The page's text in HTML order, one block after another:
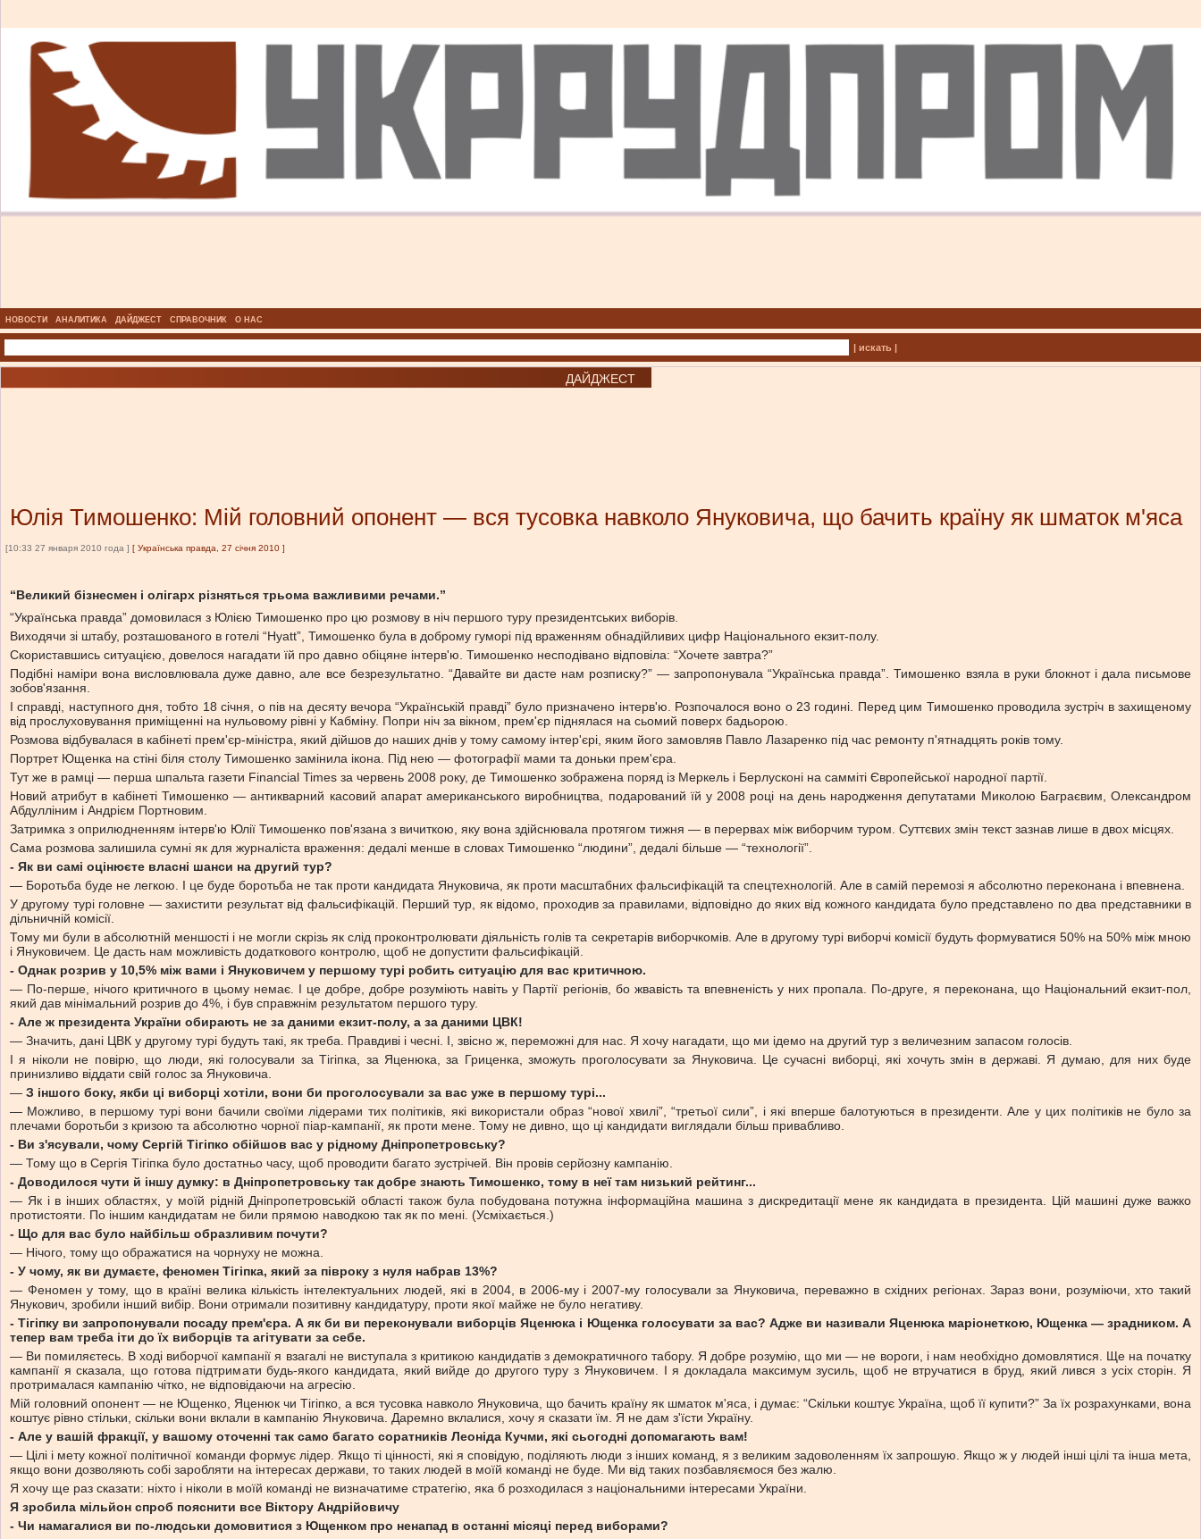
НОВОСТИ АНАЛИТИКА ДАЙДЖЕСТ СПРАВОЧНИК О НАС
| искать |
ДАЙДЖЕСТ
Юлія Тимошенко: Мій головний опонент — вся тусовка навколо Януковича, що бачить країну як шматок м'яса
[10:33 27 января 2010 года ] [ Українська правда, 27 січня 2010 ]
“Великий бізнесмен і олігарх різняться трьома важливими речами.”
“Українська правда” домовилася з Юлією Тимошенко про цю розмову в ніч першого туру президентських виборів.
Виходячи зі штабу, розташованого в готелі “Hyatt”, Тимошенко була в доброму гуморі під враженням обнадійливих цифр Національного екзит-полу.
Скориставшись ситуацією, довелося нагадати їй про давно обіцяне інтерв'ю. Тимошенко несподівано відповіла: “Хочете завтра?”
Подібні наміри вона висловлювала дуже давно, але все безрезультатно. “Давайте ви дасте нам розписку?” — запропонувала “Українська правда”. Тимошенко взяла в руки блокнот і дала письмове
зобов'язання.
І справді, наступного дня, тобто 18 січня, о пів на десяту вечора “Українській правді” було призначено інтерв'ю. Розпочалося воно о 23 годині. Перед цим Тимошенко проводила зустріч в захищеному
від прослуховування приміщенні на нульовому рівні у Кабміну. Попри ніч за вікном, прем'єр піднялася на сьомий поверх бадьорою.
Розмова відбувалася в кабінеті прем'єр-міністра, який дійшов до наших днів у тому самому інтер'єрі, яким його замовляв Павло Лазаренко під час ремонту п'ятнадцять років тому.
Портрет Ющенка на стіні біля столу Тимошенко замінила ікона. Під нею — фотографії мами та доньки прем'єра.
Тут же в рамці — перша шпальта газети Financial Times за червень 2008 року, де Тимошенко зображена поряд із Меркель і Берлусконі на самміті Європейської народної партії.
Новий атрибут в кабінеті Тимошенко — антикварний касовий апарат американського виробництва, подарований їй у 2008 році на день народження депутатами Миколою Баграєвим, Олександром
Абдулліним і Андрієм Портновим.
Затримка з оприлюдненням інтерв'ю Юлії Тимошенко пов'язана з вичиткою, яку вона здійснювала протягом тижня — в перервах між виборчим туром. Суттєвих змін текст зазнав лише в двох місцях.
Сама розмова залишила сумні як для журналіста враження: дедалі менше в словах Тимошенко “людини”, дедалі більше — “технології”.
- Як ви самі оцінюєте власні шанси на другий тур?
— Боротьба буде не легкою. І це буде боротьба не так проти кандидата Януковича, як проти масштабних фальсифікацій та спецтехнологій. Але в самій перемозі я абсолютно переконана і впевнена.
У другому турі головне — захистити результат від фальсифікацій. Перший тур, як відомо, проходив за правилами, відповідно до яких від кожного кандидата було представлено по два представники в
дільничній комісії.
Тому ми були в абсолютній меншості і не могли скрізь як слід проконтролювати діяльність голів та секретарів виборчкомів. Але в другому турі виборчі комісії будуть формуватися 50% на 50% між мною
і Януковичем. Це дасть нам можливість додаткового контролю, щоб не допустити фальсифікацій.
- Однак розрив у 10,5% між вами і Януковичем у першому турі робить ситуацію для вас критичною.
— По-перше, нічого критичного в цьому немає. І це добре, добре розуміють навіть у Партії регіонів, бо жвавість та впевненість у них пропала. По-друге, я переконана, що Національний екзит-пол,
який дав мінімальний розрив до 4%, і був справжнім результатом першого туру.
- Але ж президента України обирають не за даними екзит-полу, а за даними ЦВК!
— Значить, дані ЦВК у другому турі будуть такі, як треба. Правдиві і чесні. І, звісно ж, переможні для нас. Я хочу нагадати, що ми ідемо на другий тур з величезним запасом голосів.
І я ніколи не повірю, що люди, які голосували за Тігіпка, за Яценюка, за Гриценка, зможуть проголосувати за Януковича. Це сучасні виборці, які хочуть змін в державі. Я думаю, для них буде
принизливо віддати свій голос за Януковича.
— З іншого боку, якби ці виборці хотіли, вони би проголосували за вас уже в першому турі...
— Можливо, в першому турі вони бачили своїми лідерами тих політиків, які використали образ “нової хвилі”, “третьої сили”, і які вперше балотуються в президенти. Але у цих політиків не було за
плечами боротьби з кризою та абсолютно чорної піар-кампанії, як проти мене. Тому не дивно, що ці кандидати виглядали більш привабливо.
- Ви з'ясували, чому Сергій Тігіпко обійшов вас у рідному Дніпропетровську?
— Тому що в Сергія Тігіпка було достатньо часу, щоб проводити багато зустрічей. Він провів серйозну кампанію.
- Доводилося чути й іншу думку: в Дніпропетровську так добре знають Тимошенко, тому в неї там низький рейтинг...
— Як і в інших областях, у моїй рідній Дніпропетровській області також була побудована потужна інформаційна машина з дискредитації мене як кандидата в президента. Цій машині дуже важко
протистояти. По іншим кандидатам не били прямою наводкою так як по мені. (Усміхається.)
- Що для вас було найбільш образливим почути?
— Нічого, тому що ображатися на чорнуху не можна.
- У чому, як ви думаєте, феномен Тігіпка, який за півроку з нуля набрав 13%?
— Феномен у тому, що в країні велика кількість інтелектуальних людей, які в 2004, в 2006-му і 2007-му голосували за Януковича, переважно в східних регіонах. Зараз вони, розуміючи, хто такий
Янукович, зробили інший вибір. Вони отримали позитивну кандидатуру, проти якої майже не було негативу.
- Тігіпку ви запропонували посаду прем'єра. А як би ви переконували виборців Яценюка і Ющенка голосувати за вас? Адже ви називали Яценюка маріонеткою, Ющенка — зрадником. А
тепер вам треба іти до їх виборців та агітувати за себе.
— Ви помиляєтесь. В ході виборчої кампанії я взагалі не виступала з критикою кандидатів з демократичного табору. Я добре розумію, що ми — не вороги, і нам необхідно домовлятися. Ще на початку
кампанії я сказала, що готова підтримати будь-якого кандидата, який вийде до другого туру з Януковичем. І я докладала максимум зусиль, щоб не втручатися в бруд, який лився з усіх сторін. Я
протрималася кампанію чітко, не відповідаючи на агресію.
Мій головний опонент — не Ющенко, Яценюк чи Тігіпко, а вся тусовка навколо Януковича, що бачить країну як шматок м'яса, і думає: “Скільки коштує Україна, щоб її купити?” За їх розрахунками, вона
коштує рівно стільки, скільки вони вклали в кампанію Януковича. Даремно вклалися, хочу я сказати їм. Я не дам з'їсти Україну.
- Але у вашій фракції, у вашому оточенні так само багато соратників Леоніда Кучми, які сьогодні допомагають вам!
— Цілі і мету кожної політичної команди формує лідер. Якщо ті цінності, які я сповідую, поділяють люди з інших команд, я з великим задоволенням їх запрошую. Якщо ж у людей інші цілі та інша мета,
якщо вони дозволяють собі заробляти на інтересах держави, то таких людей в моїй команді не буде. Ми від таких позбавляємося без жалю.
Я хочу ще раз сказати: ніхто і ніколи в моїй команді не визначатиме стратегію, яка б розходилася з національними інтересами України.
Я зробила мільйон спроб пояснити все Віктору Андрійовичу
- Чи намагалися ви по-людськи домовитися з Ющенком про ненапад в останні місяці перед виборами?